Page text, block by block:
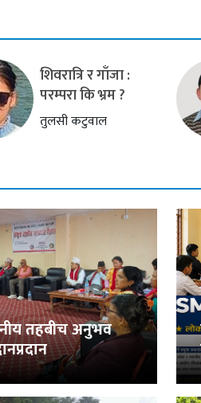
शिवरात्रि र गाँजा :
परम्परा कि भ्रम ?
तुलसी कटुवाल
तहबीच अनुभव